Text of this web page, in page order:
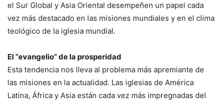
el Sur Global y Asia Oriental desempeñen un papel cada
vez más destacado en las misiones mundiales y en el clima
teológico de la iglesia mundial.
El “evangelio” de la prosperidad
Esta tendencia nos lleva al problema más apremiante de
las misiones en la actualidad. Las iglesias de América
Latina, África y Asia están cada vez más impregnadas del